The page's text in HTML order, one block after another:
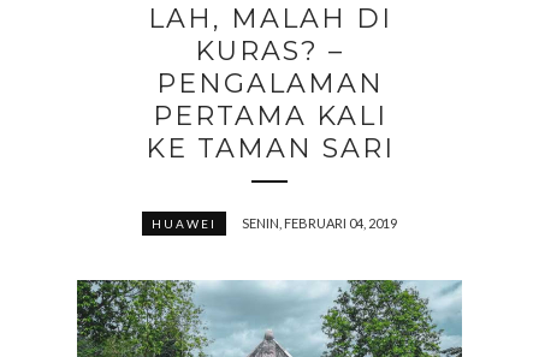
LAH, MALAH DI
KURAS? –
PENGALAMAN
PERTAMA KALI
KE TAMAN SARI
HUAWEI SENIN, FEBRUARI 04, 2019